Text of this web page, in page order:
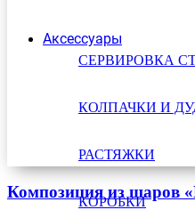
Аксессуары
СЕРВИРОВКА
КОЛПАЧКИ И
РАСТЯЖКИ
КОРОБКИ
Композиция из шаров